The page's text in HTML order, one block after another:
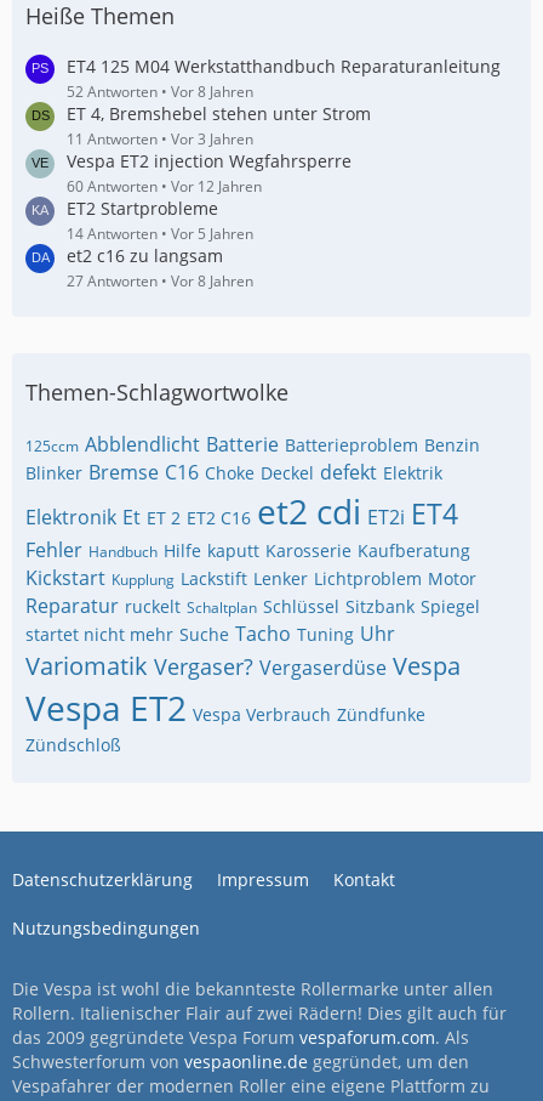
Heiße Themen
ET4 125 M04 Werkstatthandbuch Reparaturanleitung
52 Antworten Vor 8 Jahren
ET 4, Bremshebel stehen unter Strom
11 Antworten Vor 3 Jahren
Vespa ET2 injection Wegfahrsperre
60 Antworten Vor 12 Jahren
ET2 Startprobleme
14 Antworten Vor 5 Jahren
et2 c16 zu langsam
27 Antworten Vor 8 Jahren
Themen-Schlagwortwolke
125ccm Abblendlicht Batterie Batterieproblem Benzin
Blinker Bremse C16 Choke Deckel defekt Elektrik
Elektronik Et ET 2 ET2 C16 et2 cdi ET2i ET4
Fehler Handbuch Hilfe kaputt Karosserie Kaufberatung
Kickstart Kupplung Lackstift Lenker Lichtproblem Motor
Reparatur ruckelt Schaltplan Schlüssel Sitzbank Spiegel
startet nicht mehr Suche Tacho Tuning Uhr
Variomatik Vergaser? Vergaserdüse Vespa
Vespa ET2 Vespa Verbrauch Zündfunke
Zündschloß
Datenschutzerklärung Impressum Kontakt
Nutzungsbedingungen
Die Vespa ist wohl die bekannteste Rollermarke unter allen
Rollern. Italienischer Flair auf zwei Rädern! Dies gilt auch für
das 2009 gegründete Vespa Forum vespaforum.com. Als
Schwesterforum von vespaonline.de gegründet, um den
Vespafahrer der modernen Roller eine eigene Plattform zu